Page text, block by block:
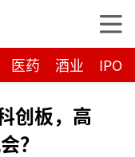
医药 酒业 IPO
创板，高
？